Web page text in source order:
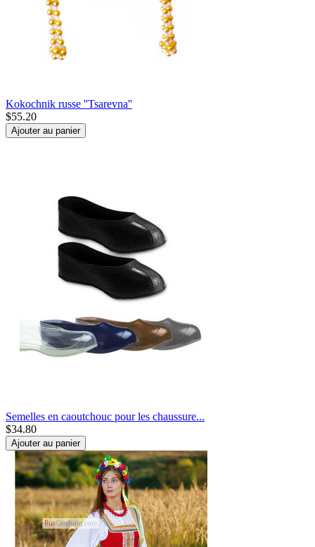
Kokochnik russe ''Tsarevna''
$55.20
Ajouter au panier
Semelles en caoutchouc pour les chaussure...
$34.80
Ajouter au panier